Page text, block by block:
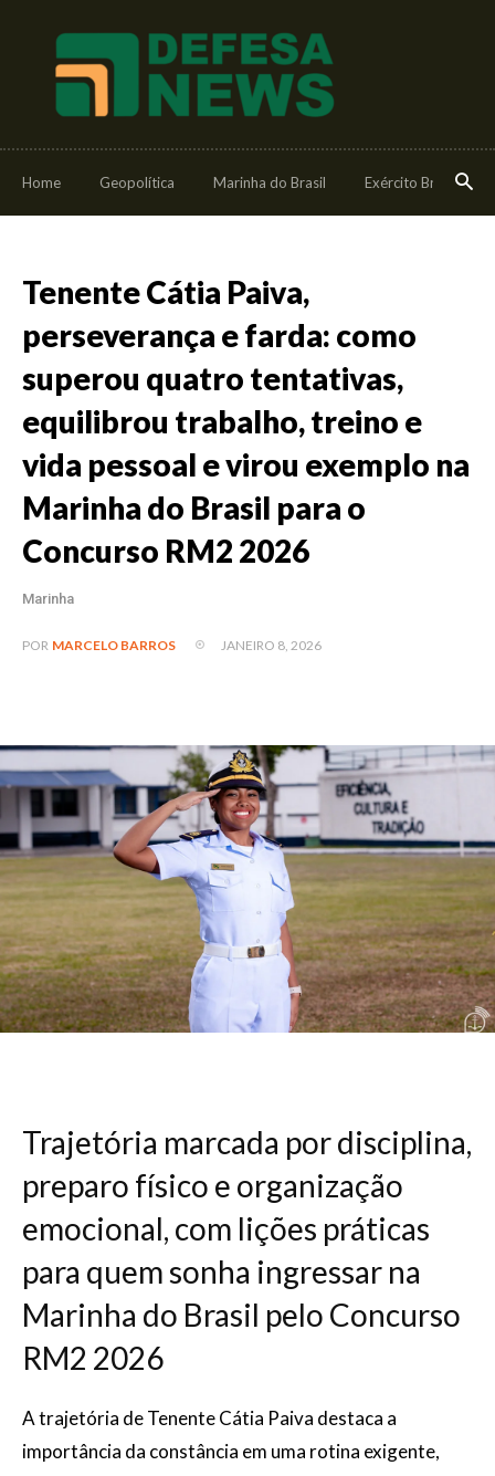
Home Geopolítica Marinha do Brasil Exército Brasileiro
Tenente Cátia Paiva,
perseverança e farda: como
superou quatro tentativas,
equilibrou trabalho, treino e
vida pessoal e virou exemplo na
Marinha do Brasil para o
Concurso RM2 2026
Marinha
POR MARCELO BARROS JANEIRO 8, 2026
Trajetória marcada por disciplina,
preparo físico e organização
emocional, com lições práticas
para quem sonha ingressar na
Marinha do Brasil pelo Concurso
RM2 2026
A trajetória de Tenente Cátia Paiva destaca a
importância da constância em uma rotina exigente,